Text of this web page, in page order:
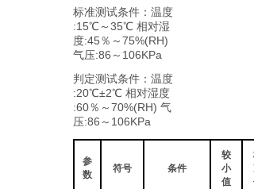
标准测试条件：温度
:15℃～35℃ 相对湿
度:45％～75%(RH)
气压:86～106KPa
判定测试条件：温度
:20℃±2℃ 相对湿度
:60％～70%(RH) 气
压:86～106KPa
参
数
符号 条件
较
小
值